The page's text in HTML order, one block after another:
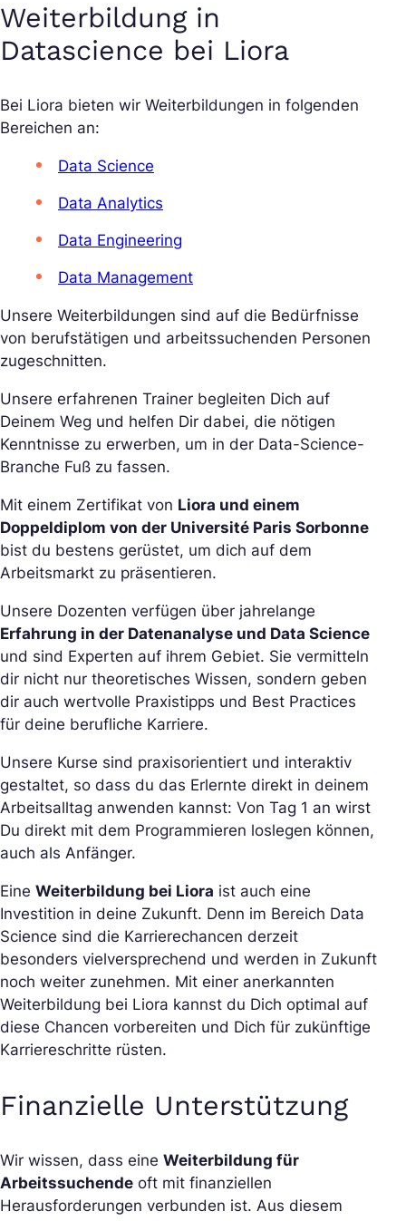
Weiterbildung in
Datascience bei Liora
Bei Liora bieten wir Weiterbildungen in folgenden
Bereichen an:
Data Science
Data Analytics
Data Engineering
Data Management
Unsere Weiterbildungen sind auf die Bedürfnisse
von berufstätigen und arbeitssuchenden Personen
zugeschnitten.
Unsere erfahrenen Trainer begleiten Dich auf
Deinem Weg und helfen Dir dabei, die nötigen
Kenntnisse zu erwerben, um in der Data-Science-
Branche Fuß zu fassen.
Mit einem Zertifikat von Liora und einem
Doppeldiplom von der Université Paris Sorbonne
bist du bestens gerüstet, um dich auf dem
Arbeitsmarkt zu präsentieren.
Unsere Dozenten verfügen über jahrelange
Erfahrung in der Datenanalyse und Data Science
und sind Experten auf ihrem Gebiet. Sie vermitteln
dir nicht nur theoretisches Wissen, sondern geben
dir auch wertvolle Praxistipps und Best Practices
für deine berufliche Karriere.
Unsere Kurse sind praxisorientiert und interaktiv
gestaltet, so dass du das Erlernte direkt in deinem
Arbeitsalltag anwenden kannst: Von Tag 1 an wirst
Du direkt mit dem Programmieren loslegen können,
auch als Anfänger.
Eine Weiterbildung bei Liora ist auch eine
Investition in deine Zukunft. Denn im Bereich Data
Science sind die Karrierechancen derzeit
besonders vielversprechend und werden in Zukunft
noch weiter zunehmen. Mit einer anerkannten
Weiterbildung bei Liora kannst du Dich optimal auf
diese Chancen vorbereiten und Dich für zukünftige
Karriereschritte rüsten.
Finanzielle Unterstützung
Wir wissen, dass eine Weiterbildung für
Arbeitssuchende oft mit finanziellen
Herausforderungen verbunden ist. Aus diesem